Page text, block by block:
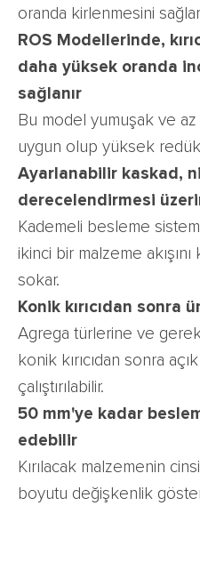
oranda kirlenmesini
ROS Modellerinde,
daha yüksek oranda
sağlanır
Bu model yumuşak ve az
uygun olup yüksek
Ayarlanabilir kaskad,
derecelendirmesi
Kademeli besleme
ikinci bir malzeme akışını
sokar.
Konik kırıcıdan sonra
Agrega türlerine ve
konik kırıcıdan sonra
çalıştırılabilir.
50 mm'ye kadar
edebilir
Kırılacak malzemenin
boyutu değişkenlik